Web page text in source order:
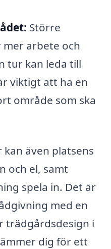
Större
arbete och
tur kan leda till
viktigt att ha en
område som ska
även platsens
och el, samt
spela in. Det är
med en
trädgårdsdesign i
dig för ett